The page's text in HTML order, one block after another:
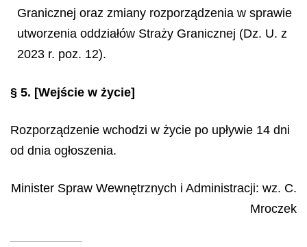
Granicznej oraz zmiany rozporządzenia w sprawie
utworzenia oddziałów Straży Granicznej (Dz. U. z
2023 r. poz. 12).
§ 5. [Wejście w życie]
Rozporządzenie wchodzi w życie po upływie 14 dni
od dnia ogłoszenia.
Minister Spraw Wewnętrznych i Administracji: wz. C.
Mroczek